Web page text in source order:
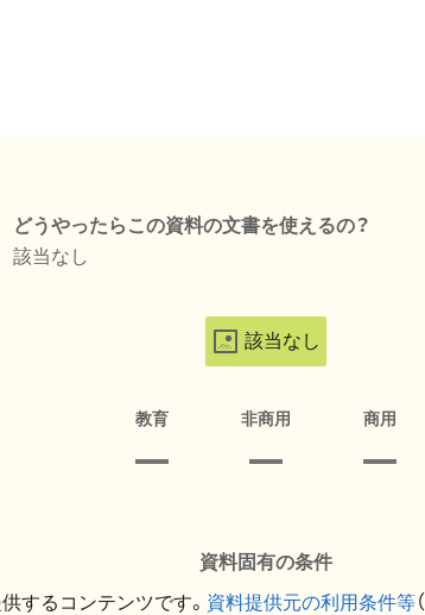
どうやったらこの資料の文書を使えるの？
該当なし
該当なし
教育 非商用 商用
資料固有の条件
するコンテンツです。 資料提供元の利用条件等